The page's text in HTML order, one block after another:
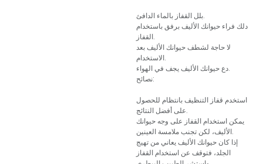
بلل القفاز بالماء الدافئ.
دلك فراء حيوانك الأليف برفق باستخدام
القفاز.
لا حاجة لشطف حيوانك الأليف بعد
الاستخدام.
دع حيوانك الأليف يجف في الهواء.
نصائح:
استخدم قفاز التنظيف بانتظام للحصول
على أفضل النتائج.
يمكن استخدام القفاز على وجه حيوانك
الأليف، لكن تجنب ملامسة العينين.
إذا كان حيوانك الأليف يعاني من تهيج
الجلد، فتوقف عن استخدام القفاز